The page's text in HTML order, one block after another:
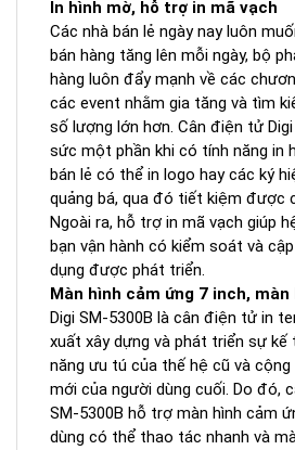
In hình mờ, hỗ trợ in mã vạch
Các nhà bán lẻ ngày nay luôn
bán hàng tăng lên mỗi ngày, bộ
hàng luôn đẩy mạnh về các
các event nhằm gia tăng và tìm
số lượng lớn hơn. Cân điện tử
sức một phần khi có tính năng in
bán lẻ có thể in logo hay các ký
quảng bá, qua đó tiết kiệm được
Ngoài ra, hỗ trợ in mã vạch giúp
bạn vận hành có kiểm soát và
dụng được phát triển.
Màn hình cảm ứng 7 inch,
Digi SM-5300B là cân điện tử in
xuất xây dựng và phát triển sự kế
năng ưu tú của thế hệ cũ và
mới của người dùng cuối. Do đó,
SM-5300B hỗ trợ màn hình cảm
dùng có thể thao tác nhanh và